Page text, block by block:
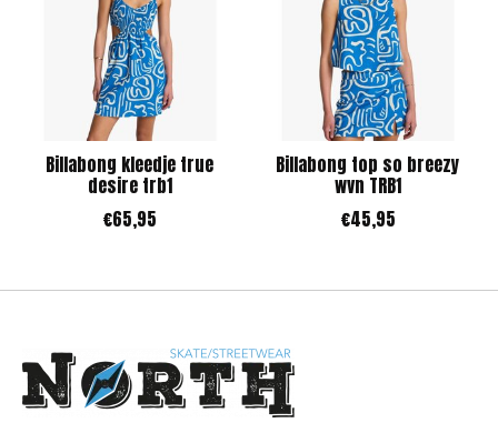
Billabong kleedje true
desire trb1
€65,95
Billabong top so breezy
wvn TRB1
€45,95